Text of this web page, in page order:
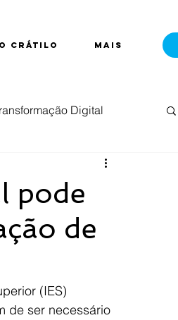
CRÁTILO Mais
Digital
Live
pode
de
(IES)
de ser necessário